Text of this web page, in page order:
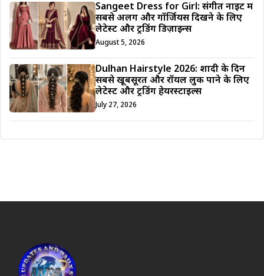
Sangeet Dress for Girl: संगीत नाइट में
सबसे अलग और गॉर्जियस दिखने के लिए
लेटेस्ट और ट्रेंडिंग डिज़ाइन्स
August 5, 2026
Dulhan Hairstyle 2026: शादी के दिन
सबसे खूबसूरत और रॉयल लुक पाने के लिए
लेटेस्ट और ट्रेंडिंग हेयरस्टाइल्स
July 27, 2026